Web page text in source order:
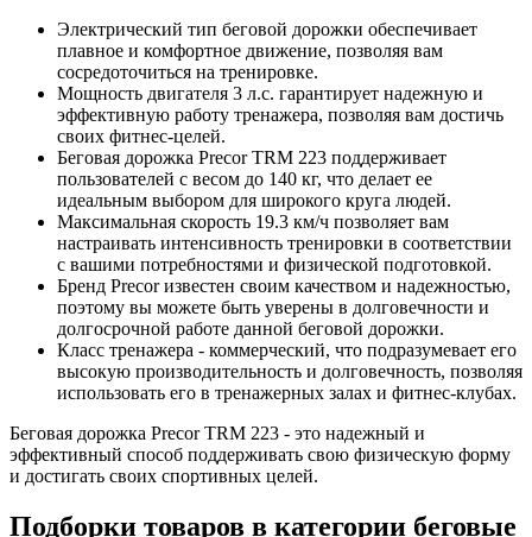
Электрический тип беговой дорожки обеспечивает
плавное и комфортное движение, позволяя вам
сосредоточиться на тренировке.
Мощность двигателя 3 л.с. гарантирует надежную и
эффективную работу тренажера, позволяя вам достичь
своих фитнес-целей.
Беговая дорожка Precor TRM 223 поддерживает
пользователей с весом до 140 кг, что делает ее
идеальным выбором для широкого круга людей.
Максимальная скорость 19.3 км/ч позволяет вам
настраивать интенсивность тренировки в соответствии
с вашими потребностями и физической подготовкой.
Бренд Precor известен своим качеством и надежностью,
поэтому вы можете быть уверены в долговечности и
долгосрочной работе данной беговой дорожки.
Класс тренажера - коммерческий, что подразумевает его
высокую производительность и долговечность, позволяя
использовать его в тренажерных залах и фитнес-клубах.
Беговая дорожка Precor TRM 223 - это надежный и
эффективный способ поддерживать свою физическую форму
и достигать своих спортивных целей.
Подборки товаров в категории беговые